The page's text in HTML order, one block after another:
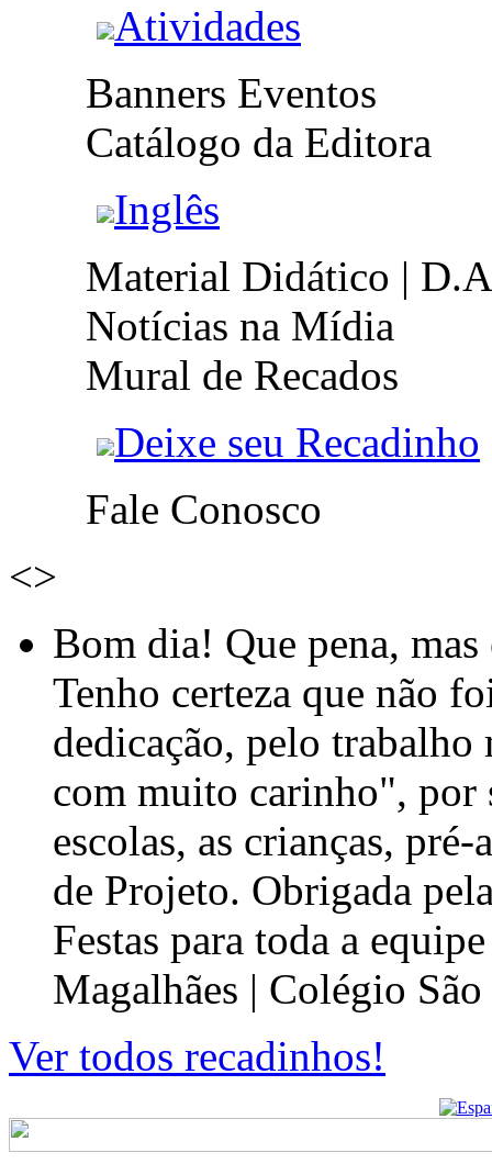
Atividades
Banners Eventos
Catálogo da Editora
Inglês
Material Didático |
Notícias na Mídia
Mural de Recados
Deixe seu Recadinho
Fale Conosco
<>
Bom dia! Que pena,
Tenho certeza que não
dedicação, pelo
com muito carinho", por
escolas, as crianças, pré-
de Projeto. Obrigada
Festas para toda a
Magalhães | Colégio
Ver todos recadinhos!